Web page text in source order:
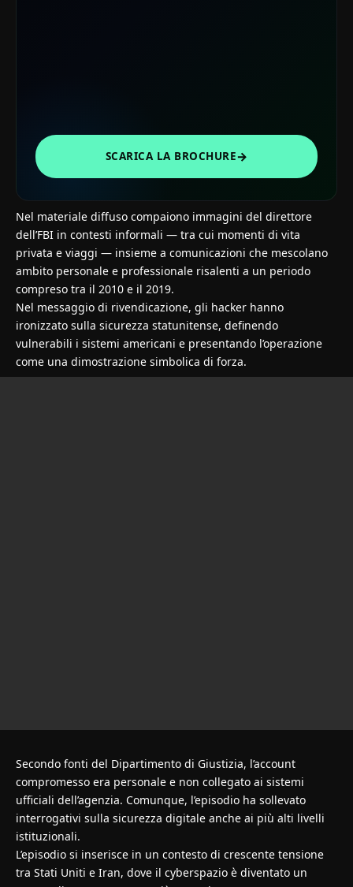
SCARICA LA BROCHURE→
Nel materiale diffuso compaiono immagini del direttore
dell’FBI in contesti informali — tra cui momenti di vita
privata e viaggi — insieme a comunicazioni che mescolano
ambito personale e professionale risalenti a un periodo
compreso tra il 2010 e il 2019.
Nel messaggio di rivendicazione, gli hacker hanno
ironizzato sulla sicurezza statunitense, definendo
vulnerabili i sistemi americani e presentando l’operazione
come una dimostrazione simbolica di forza.
Secondo fonti del Dipartimento di Giustizia, l’account
compromesso era personale e non collegato ai sistemi
ufficiali dell’agenzia. Comunque, l’episodio ha sollevato
interrogativi sulla sicurezza digitale anche ai più alti livelli
istituzionali.
L’episodio si inserisce in un contesto di crescente tensione
tra Stati Uniti e Iran, dove il cyberspazio è diventato un